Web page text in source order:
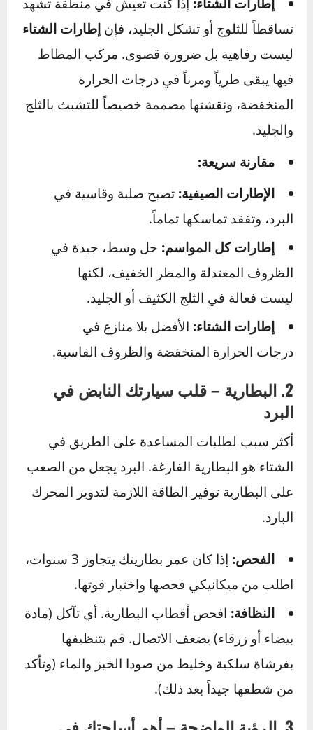
جميع الإطارات (بما في ذلك الاحتياطي) أسبوعياً
في الصباح قبل القيادة. الضغط الصحيح يضمن أكبر
مساحة تلامس ممكنة مع الطريق.
عمق النقشة: الأخاديد الموجودة في إطارك
ليست للزينة؛ وظيفتها هي طرد المياه من تحت
المعدنية” للتأكد من أن العمق كافٍ. إطار “أصلع”
على طريق مبلل هو وصفة لكارثة.
إطارات الشتاء:إذا كنت تعيش في منطقة تشهد
تساقطاً للثلوج أو تشكل الجليد، فإنإطارات الشتاء
ليست رفاهية بل ضرورة قصوى. مركب المطاط
فيها يبقى طرياً ومرناً في درجات الحرارة
المنخفضة، ونقشتها مصممة خصيصاً للتشبث بالثلج
والجليد.
مقارنة سريعة:
البرد، وتفقد تماسكها تماماً.
إطارات كل المواسم:حل وسط، جيدة في
الظروف المعتدلة والمطر الخفيف، لكنها
إطارات الشتاء:الأفضل بلا منازع في
درجات الحرارة المنخفضة والظروف القاسية.
2. البطارية – قلب سيارتك النابض في
البرد
أكثر سبب لطلبات المساعدة على الطريق في
الشتاء هو البطارية الفارغة. البرد يجعل من الصعب